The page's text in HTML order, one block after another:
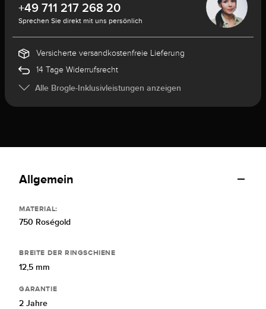
+49 711 217 268 20
Sprechen Sie direkt mit uns persönlich
Versicherte versandkostenfreie Lieferung
14 Tage Widerrufsrecht
Alle Brogle-Inklusivleistungen anzeigen
Allgemein
MATERIAL:
750 Roségold
BREITE DER RINGSCHIENE
12,5 mm
GARANTIE
2 Jahre